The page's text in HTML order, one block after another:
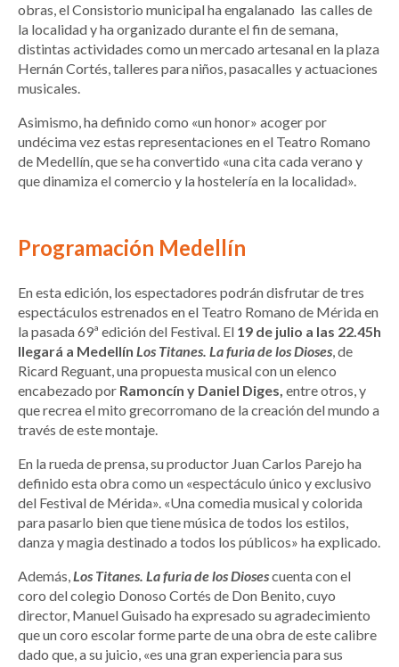
obras, el Consistorio municipal ha engalanado las calles de
la localidad y ha organizado durante el fin de semana,
distintas actividades como un mercado artesanal en la plaza
Hernán Cortés, talleres para niños, pasacalles y actuaciones
musicales.
Asimismo, ha definido como «un honor» acoger por
undécima vez estas representaciones en el Teatro Romano
de Medellín, que se ha convertido «una cita cada verano y
que dinamiza el comercio y la hostelería en la localidad».
Programación Medellín
En esta edición, los espectadores podrán disfrutar de tres
espectáculos estrenados en el Teatro Romano de Mérida en
la pasada 69ª edición del Festival. El 19 de julio a las 22.45h
llegará a Medellín Los Titanes. La furia de los Dioses, de
Ricard Reguant, una propuesta musical con un elenco
encabezado por Ramoncín y Daniel Diges, entre otros, y
que recrea el mito grecorromano de la creación del mundo a
través de este montaje.
En la rueda de prensa, su productor Juan Carlos Parejo ha
definido esta obra como un «espectáculo único y exclusivo
del Festival de Mérida». «Una comedia musical y colorida
para pasarlo bien que tiene música de todos los estilos,
danza y magia destinado a todos los públicos» ha explicado.
Además,Los Titanes. La furia de los Diosescuenta con el
coro del colegio Donoso Cortés de Don Benito, cuyo
director, Manuel Guisado ha expresado su agradecimiento
que un coro escolar forme parte de una obra de este calibre
dado que, a su juicio, «es una gran experiencia para sus